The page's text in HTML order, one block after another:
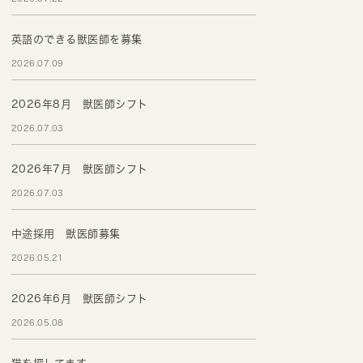
英語のできる獣医師を募集
2026.07.09
2026年8月 獣医師シフト
2026.07.03
2026年7月 獣医師シフト
2026.07.03
中途採用 獣医師募集
2026.05.21
2026年6月 獣医師シフト
2026.05.08